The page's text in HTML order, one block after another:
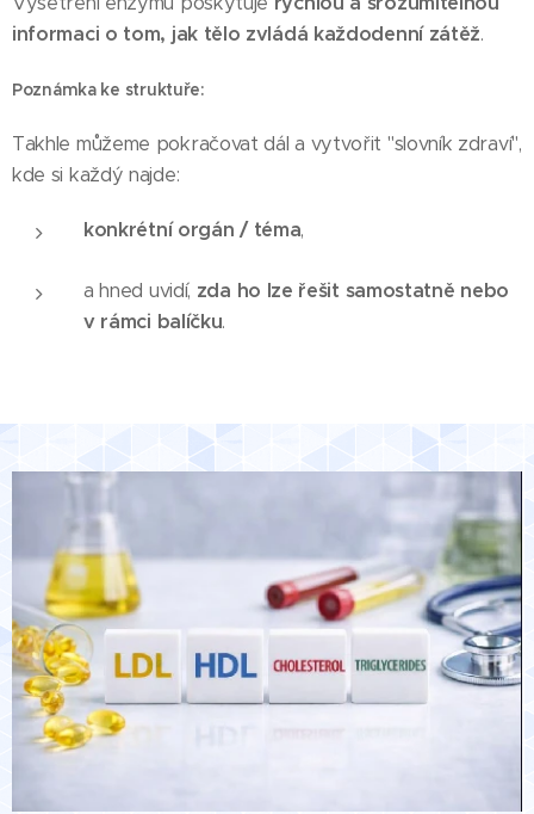
informaci o tom, jak tělo zvládá každodenní zátěž.
Poznámka ke struktuře:
Takhle můžeme pokračovat dál a vytvořit "slovník zdraví",
kde si každý najde:
konkrétní orgán / téma,
a hned uvidí, zda ho lze řešit samostatně nebo
v rámci balíčku.